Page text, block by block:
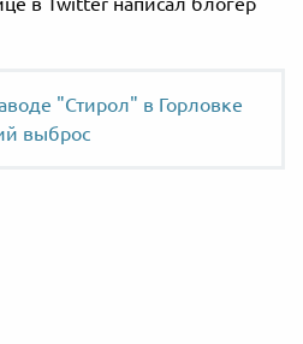
"Стирол" в Горловке
выброс